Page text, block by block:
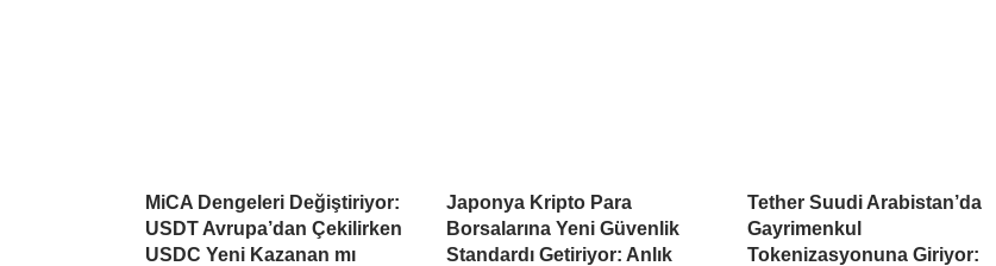
MiCA Dengeleri Değiştiriyor:
USDT Avrupa’dan Çekilirken
USDC Yeni Kazanan mı
Japonya Kripto Para
Borsalarına Yeni Güvenlik
Standardı Getiriyor: Anlık
Tether Suudi Arabistan’da
Gayrimenkul
Tokenizasyonuna Giriyor: